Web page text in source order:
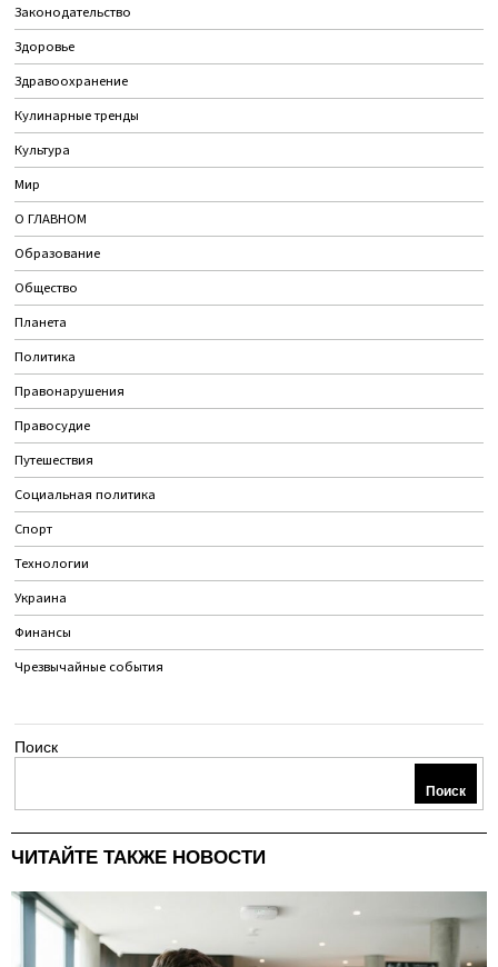
Законодательство
Здоровье
Здравоохранение
Кулинарные тренды
Культура
Мир
О ГЛАВНОМ
Образование
Общество
Планета
Политика
Правонарушения
Правосудие
Путешествия
Социальная политика
Спорт
Технологии
Украина
Финансы
Чрезвычайные события
Поиск
Поиск
ЧИТАЙТЕ ТАКЖЕ НОВОСТИ